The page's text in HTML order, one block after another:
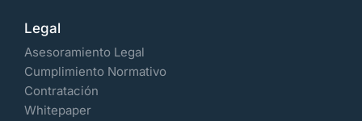
Legal
Asesoramiento Legal
Cumplimiento Normativo
Contratación
Whitepaper